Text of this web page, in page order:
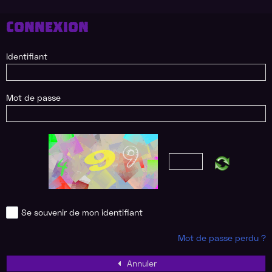
CONNEXION
Identifiant
Mot de passe
Se souvenir de mon identifiant
Mot de passe perdu ?
Annuler